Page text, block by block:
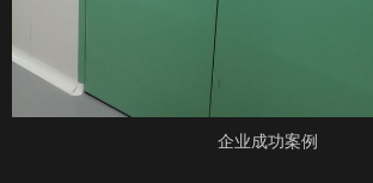
企业成功案例